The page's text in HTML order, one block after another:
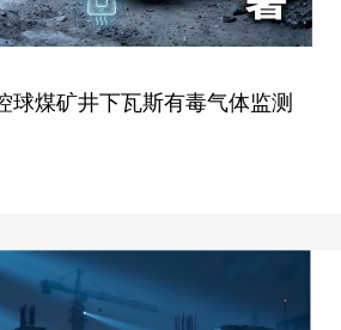
球煤矿井下瓦斯有毒气体监测